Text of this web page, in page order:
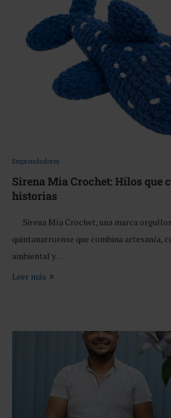
Emprendedores
Sirena Mia Crochet: Hilos que
historias
Sirena Mía Crochet, una marca
quintanarroense que combina artesanía,
ambiental y …
Leer más